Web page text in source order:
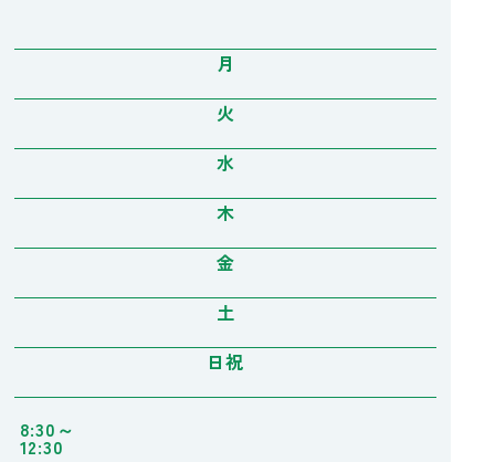
月
火
水
木
金
土
日祝
8:30～
12:30